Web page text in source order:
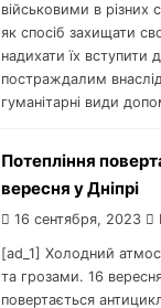
військовими в
як спосіб захищати
надихати їх вступити
постраждалим
гуманітарні види
Потепління
вересня у Дніпрі
16 сентября, 2023
[ad_1] Холодний
та грозами. 16
повертається